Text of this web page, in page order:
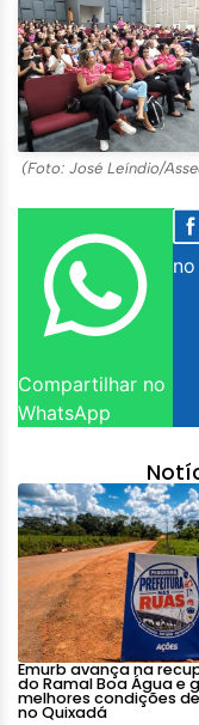
(Foto: José Leíndio/
Compartilhar no
WhatsApp
Emurb avança na
do Ramal Boa Água e
melhores condições
no Quixadá